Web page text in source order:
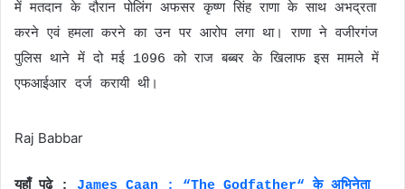
में मतदान के दौरान पोलिंग अफसर कृष्ण सिंह राणा के साथ अभद्रता
करने एवं हमला करने का उन पर आरोप लगा था। राणा ने वजीरगंज
पुलिस थाने में दो मई 1096 को राज बब्बर के खिलाफ इस मामले में
एफआईआर दर्ज करायी थी।
Raj Babbar